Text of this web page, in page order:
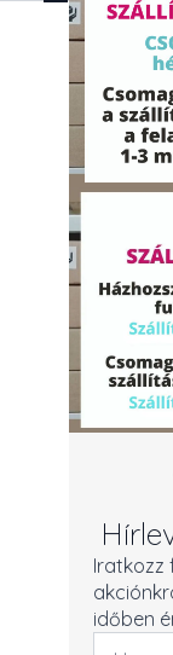
Iratkozz
időben
Név